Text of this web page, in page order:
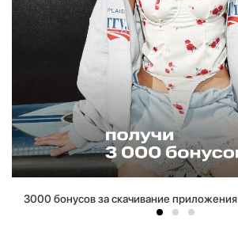
3000 бонусов за скачивание приложения